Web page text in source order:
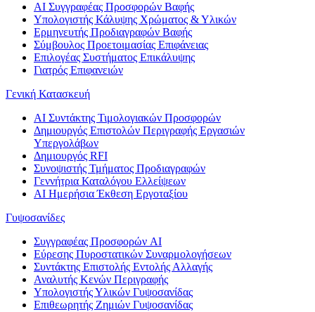
AI Συγγραφέας Προσφορών Βαφής
Υπολογιστής Κάλυψης Χρώματος & Υλικών
Ερμηνευτής Προδιαγραφών Βαφής
Σύμβουλος Προετοιμασίας Επιφάνειας
Επιλογέας Συστήματος Επικάλυψης
Γιατρός Επιφανειών
Γενική Κατασκευή
AI Συντάκτης Τιμολογιακών Προσφορών
Δημιουργός Επιστολών Περιγραφής Εργασιών
Υπεργολάβων
Δημιουργός RFI
Συνοψιστής Τμήματος Προδιαγραφών
Γεννήτρια Καταλόγου Ελλείψεων
AI Ημερήσια Έκθεση Εργοταξίου
Γυψοσανίδες
Συγγραφέας Προσφορών AI
Εύρεσης Πυροστατικών Συναρμολογήσεων
Συντάκτης Επιστολής Εντολής Αλλαγής
Αναλυτής Κενών Περιγραφής
Υπολογιστής Υλικών Γυψοσανίδας
Επιθεωρητής Ζημιών Γυψοσανίδας